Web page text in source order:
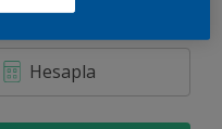
Hesapla